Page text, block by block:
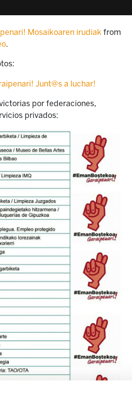
Mosaikoaren irudiak from
.
por federaciones,
privados: